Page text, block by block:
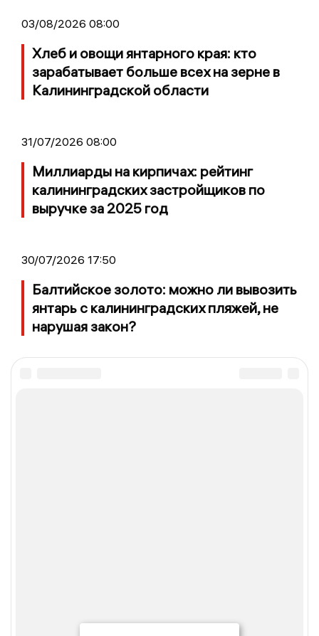
03/08/2026 08:00
Хлеб и овощи янтарного края: кто
зарабатывает больше всех на зерне в
Калининградской области
31/07/2026 08:00
Миллиарды на кирпичах: рейтинг
калининградских застройщиков по
выручке за 2025 год
30/07/2026 17:50
Балтийское золото: можно ли вывозить
янтарь с калининградских пляжей, не
нарушая закон?